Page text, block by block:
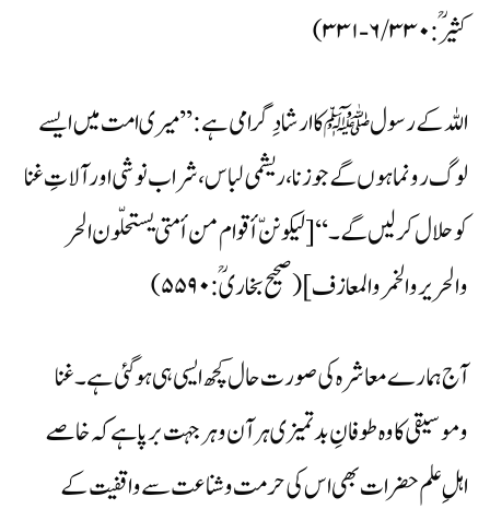
کثیرؒ:۶/۳۳۰-۳۳۱)
اللہ کے رسولﷺ کا ارشادِ گرامی ہے: ’’میری امت میں ایسے
لوگ رونما ہوں گے جو زنا، ریشمی لباس، شراب نوشی اور آلاتِ غنا
کو حلال کر لیں گے۔ ‘‘ [لیکوننّ أقوام من أمتی یستحلّون الحر
والحریر والخمر والمعازف] (صحیح بخاریؒ: ۵۵۹۰)
آج ہمارے معاشرہ کی صورت حال کچھ ایسی ہی ہو گئی ہے۔ غنا
وموسیقی کا وہ طوفانِ بدتمیزی ہرآن وہر جہت برپا ہے کہ خاصے
اہلِ علم حضرات بھی اس کی حرمت وشناعت سے واقفیت کے